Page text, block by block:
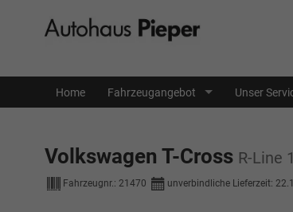
Home Fahrzeugangebot Unser
Volkswagen T-Cross R-Line
Fahrzeugnr.: 21470 unverbindliche Lieferzeit: